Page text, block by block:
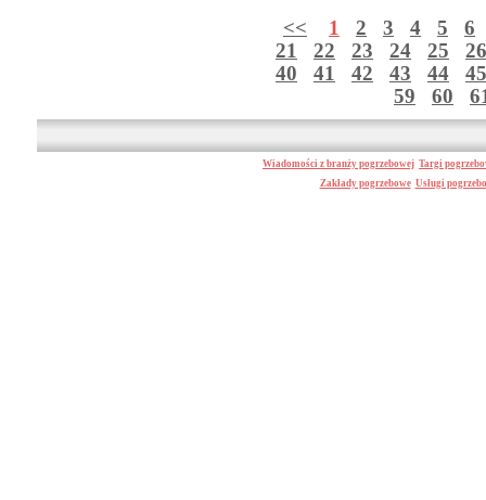
<< 1 2 3 4 5
6
21
22 23 24 25
26
40
41 42 43 44
45
59
60
Wiadomości z branży pogrzebowej Targi
Zakłady pogrzebowe Usługi